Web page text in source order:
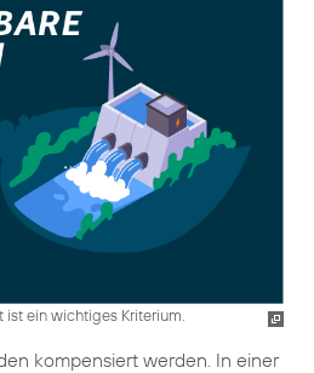
ein wichtiges Kriterium.
kompensiert werden. In einer